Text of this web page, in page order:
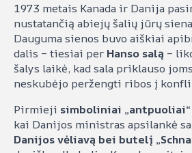
1973 metais Kanada ir Danija
nustatančią abiejų šalių jūrų
Dauguma sienos buvo aiškiai
dalis – tiesiai per Hanso salą –
šalys laikė, kad sala priklauso
neskubėjo peržengti ribos į
Pirmieji simboliniai „antpuoliai“
kai Danijos ministras apsilankė
Danijos vėliavą bei butelį